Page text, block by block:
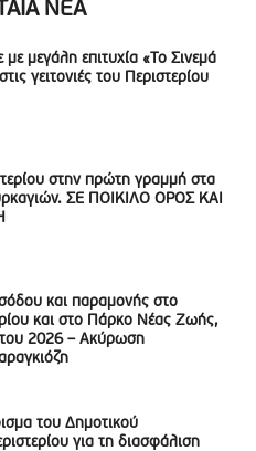
ΝΕΑ
μεγάλη επιτυχία «Το Σινεμά
γειτονιές του Περιστερίου
στην πρώτη γραμμή στα
ΣΕ ΠΟΙΚΙΛΟ ΟΡΟΣ ΚΑΙ
και παραμονής στο
και στο Πάρκο Νέας Ζωής,
2026 – Ακύρωση
του Δημοτικού
για τη διασφάλιση